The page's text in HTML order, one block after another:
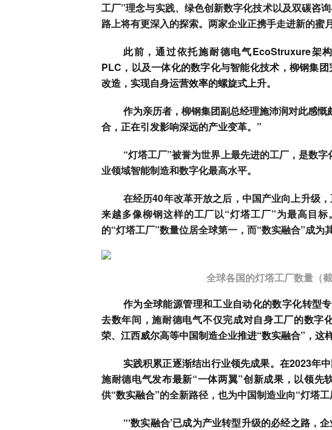
工厂”理念与实践、绿色创新数字化技术以及双碳咨
路上将有更深入的探索。两家企业正携手走进新的蜜月
此前，通过依托施耐德电气EcoStruxure架
PLC，以及一体化的数字化与智能化技术，柳钢集
改造，实现自身运营效率的螺旋式上升。
作为亲历者，柳钢集团副总经理施沛润对此感
合，正在引发影响深远的产业变革。”
“灯塔工厂”被誉为世界上最先进的工厂，是数
业领域智能制造和数字化最高水平。
在经历40年改革开放之后，中国产业向上升级
来越多像柳钢这样的工厂以“灯塔工厂”为最高目
的“灯塔工厂”数量位居全球第一，而“数实融合”成为
全球各国的灯塔工厂数量（
作为全球能源管理和工业自动化的数字化转型
去数年间，施耐德电气不仅完成对自身工厂的数字
荣、江西威尔高等中国制造企业推进“数实融合”，这
实践积累正逐渐结出行业领先成果。在2023年
施耐德电气发布最新“一体两翼”创新成果，以领先
供“数实融合”的全新路径，也为中国制造业向“灯塔
“‘数实融合’已成为产业转型升级的必经之路，